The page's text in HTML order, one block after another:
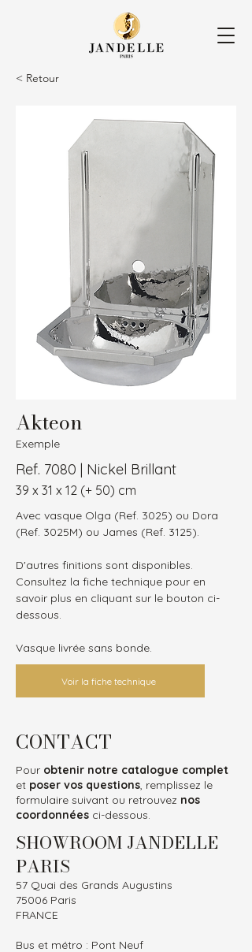
< Retour
Akteon
Exemple
Ref. 7080 | Nickel Brillant
39 x 31 x 12 (+ 50) cm
Avec vasque Olga (Ref. 3025) ou Dora
(Ref. 3025M) ou James (Ref. 3125).
D'autres finitions sont disponibles.
Consultez la fiche technique pour en
savoir plus en cliquant sur le bouton ci-
dessous.
Vasque livrée sans bonde.
Voir la fiche technique
CONTACT
Pour obtenir notre catalogue complet
et poser vos questions, remplissez le
formulaire suivant ou retrouvez nos
coordonnées ci-dessous.
SHOWROOM JANDELLE
PARIS
57 Quai des Grands Augustins
75006 Paris
FRANCE
Bus et métro : Pont Neuf